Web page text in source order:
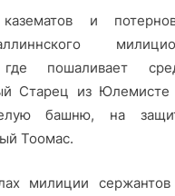
и
где пошаливает
Старец из Юлемисте
башню, на
Тоомас.
милиции сержантов